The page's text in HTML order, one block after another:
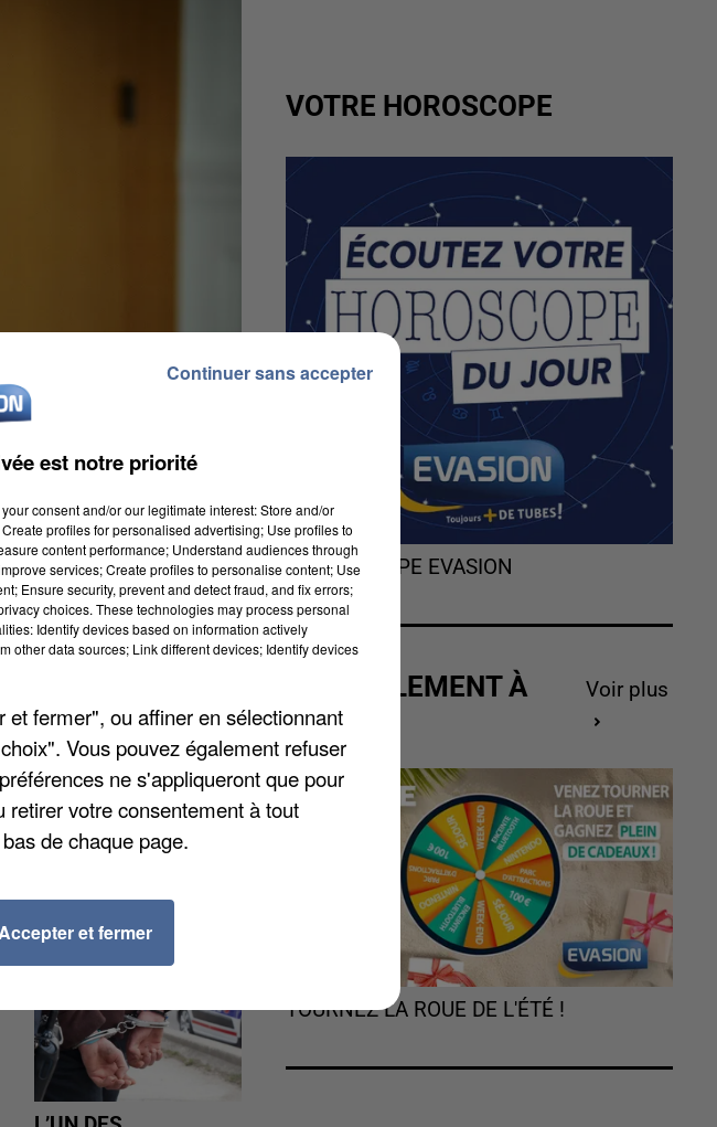
n'importe qui : Barbara
visitera cet après-
de la pêche et
VOTRE HOROSCOPE
L'HOROSCOPE EVASION
ACTUELLEMENT À
GAGNER
Voir plus
TOURNEZ LA ROUE DE L'ÉTÉ !
est notre priorité
consent and/or our legitimate interest: Store and/or
profiles for personalised advertising; Use profiles to
content performance; Understand audiences through
services; Create profiles to personalise content; Use
Ensure security, prevent and detect fraud, and fix errors;
choices. These technologies may process personal
Identify devices based on information actively
other data sources; Link different devices; Identify devices
fermer", ou affiner en sélectionnant
Vous pouvez également refuser
ne s'appliqueront que pour
votre consentement à tout
de chaque page.
et fermer
Continuer sans accepter